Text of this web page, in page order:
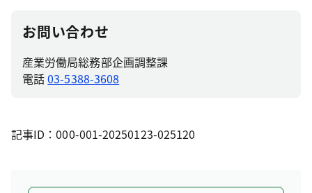
お問い合わせ
産業労働局総務部企画調整課
電話03-5388-3608
記事ID：000-001-20250123-025120